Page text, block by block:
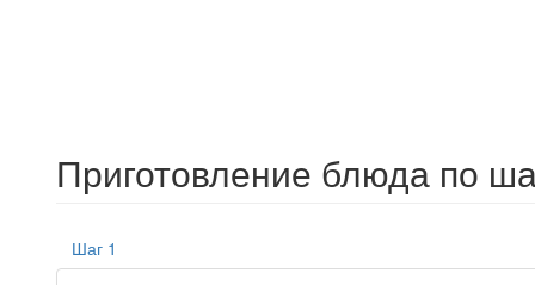
Приготовление блюда по
Шаг 1